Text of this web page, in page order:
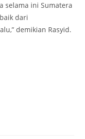
selama ini Sumatera
dari
demikian Rasyid.